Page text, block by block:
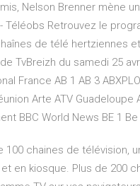
Nelson Brenner mène
Retrouvez le
de télé hertziennes
TvBreizh du samedi 25
France AB 1 AB 3
Arte ATV Guadeloupe
BBC World News BE 1
100 chaines de télévision,
en kiosque. Plus de 200